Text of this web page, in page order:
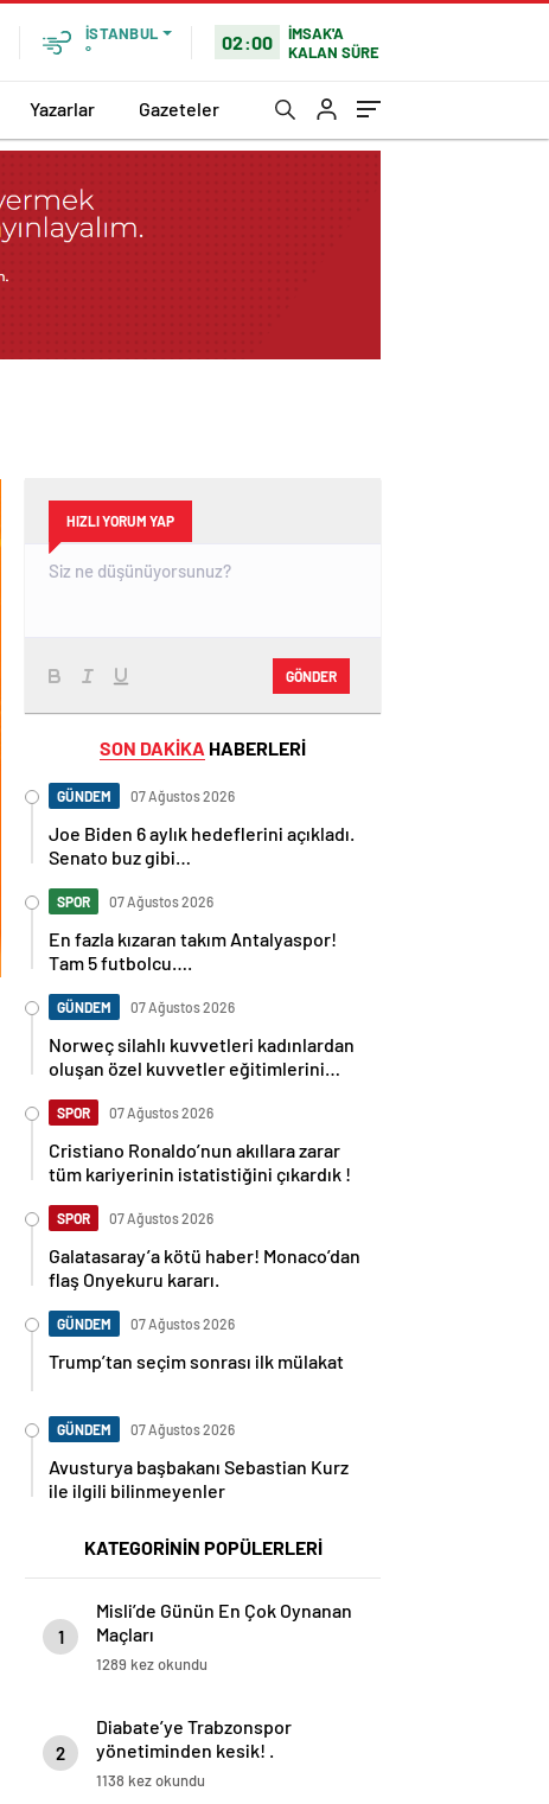
İSTANBUL
°
02:00
İMSAK'A
KALAN SÜRE
Yazarlar Gazeteler
HIZLI YORUM YAP
GÖNDER
SON DAKİKA HABERLERİ
GÜNDEM 07 Ağustos 2026
Joe Biden 6 aylık hedeflerini açıkladı.
Senato buz gibi…
SPOR 07 Ağustos 2026
En fazla kızaran takım Antalyaspor!
Tam 5 futbolcu….
GÜNDEM 07 Ağustos 2026
Norweç silahlı kuvvetleri kadınlardan
oluşan özel kuvvetler eğitimlerini
SPOR 07 Ağustos 2026
Cristiano Ronaldo’nun akıllara zarar
tüm kariyerinin istatistiğini çıkardık !
SPOR 07 Ağustos 2026
Galatasaray’a kötü haber! Monaco’dan
flaş Onyekuru kararı.
GÜNDEM 07 Ağustos 2026
Trump’tan seçim sonrası ilk mülakat
GÜNDEM 07 Ağustos 2026
Avusturya başbakanı Sebastian Kurz
ile ilgili bilinmeyenler
KATEGORİNİN POPÜLERLERİ
1
Misli’de Günün En Çok Oynanan
Maçları
1289 kez okundu
2
Diabate’ye Trabzonspor
yönetiminden kesik! .
1138 kez okundu